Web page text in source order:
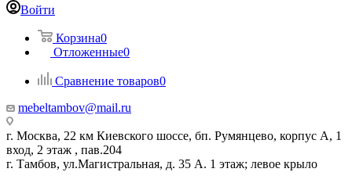
Войти
Корзина0
Отложенные0
Сравнение товаров0
mebeltambov@mail.ru
г. Москва, 22 км Киевского шоссе, бп. Румянцево, корпус А, 1
вход, 2 этаж , пав.204
г. Тамбов, ул.Магистральная, д. 35 А. 1 этаж; левое крыло